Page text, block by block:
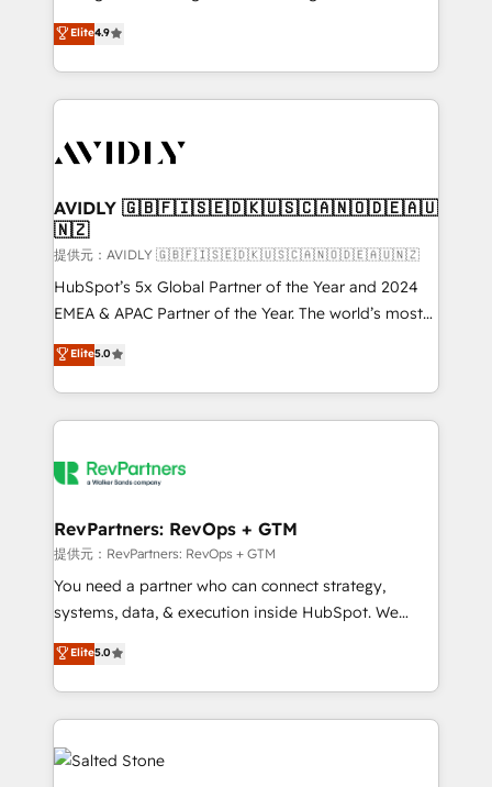
AI, & maximize AEO with tailored AI services. 🧩
Integrations: Extend HubSpot with custom
North America. Avec plus de 115 experts en
marketing automation, Growth, Revops, CRM et
webdesign. Markentive is both a consulting firm, a
digital agency and an integrator. With over 115
CRM and webdesign (We focus on EMEA - USA
Elite4.9
AVIDLY 🇬🇧🇫🇮🇸🇪🇩🇰🇺🇸🇨🇦🇳🇴🇩🇪🇦🇺
🇳🇿
提供元：AVIDLY 🇬🇧🇫🇮🇸🇪🇩🇰🇺🇸🇨🇦🇳🇴🇩🇪🇦🇺🇳🇿
HubSpot’s 5x Global Partner of the Year and 2024
EMEA & APAC Partner of the Year. The world’s most
experienced and fully accredited HubSpot Solutions
Partner. 🚀 With 2,750+ HubSpot projects delivered
and 370+ specialists across EMEA, APAC and NAM,
we de-risk complex CRM programmes and
multi-region migrations to AI-powered automation,
scale. 🏆 HubSpot’s CEO called us “the partner of the
future.” Others agree it is proof of trust built through
measurable impact.
Elite5.0
RevPartners: RevOps + GTM
提供元：RevPartners: RevOps + GTM
You need a partner who can connect strategy,
systems, data, & execution inside HubSpot. We
bridge the gap where most agencies fall short by
combining GTM strategy with technical execution to
solve the right problem with the right solution. As the
only firm in the world to hold Elite Partner
Accreditations with both HubSpot and Clay, our
clients gain a unique advantage in CRM architecture,
Elite5.0